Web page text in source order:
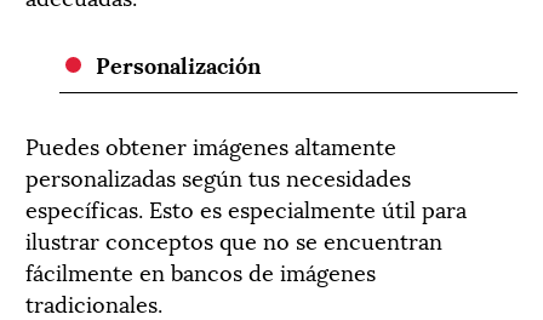
Personalización
Puedes obtener imágenes altamente
personalizadas según tus necesidades
específicas. Esto es especialmente útil para
ilustrar conceptos que no se encuentran
fácilmente en bancos de imágenes
tradicionales.